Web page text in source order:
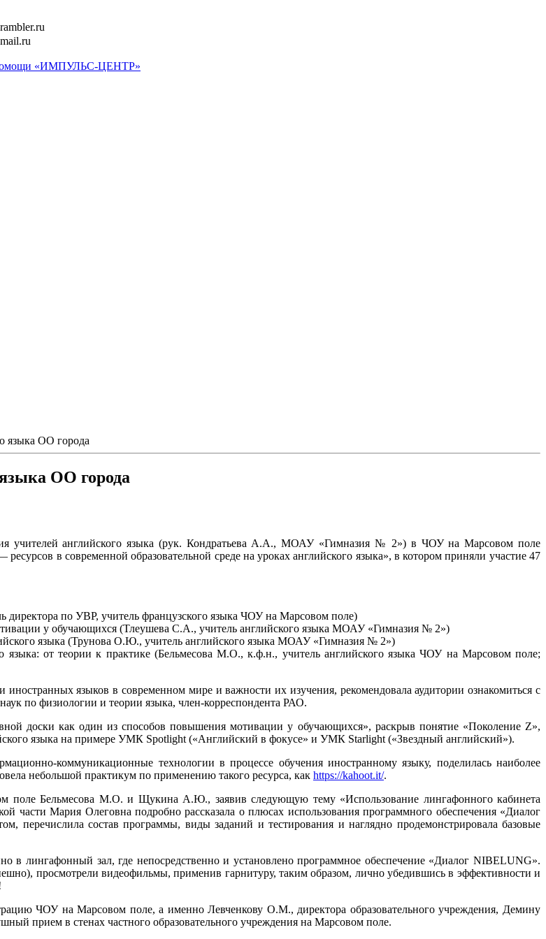
помощи «ИМПУЛЬС-ЦЕНТР»
языка ОО города
ОО города
учителей английского языка (рук. Кондратьева А.А., МОАУ «Гимназия № 2») в ЧОУ на Марсовом поле
в современной образовательной среде на уроках английского языка», в котором приняли участие 47
по УВР, учитель французского языка ЧОУ на Марсовом поле)
у обучающихся (Тлеушева С.А., учитель английского языка МОАУ «Гимназия № 2»)
языка (Трунова О.Ю., учитель английского языка МОАУ «Гимназия № 2»)
языка: от теории к практике (Бельмесова М.О., к.ф.н., учитель английского языка ЧОУ на Марсовом поле;
языков в современном мире и важности их изучения, рекомендовала аудитории ознакомиться с
по физиологии и теории языка, член-корреспондента РАО.
доски как один из способов повышения мотивации у обучающихся», раскрыв понятие «Поколение Z»,
языка на примере УМК Spotlight («Английский в фокусе» и УМК Starlight («Звездный английский»).
коммуникационные технологии в процессе обучения иностранному языку, поделилась наиболее
небольшой практикум по применению такого ресурса, как https://kahoot.it/.
поле Бельмесова М.О. и Щукина А.Ю., заявив следующую тему «Использование лингафонного кабинета
части Мария Олеговна подробно рассказала о плюсах использования программного обеспечения «Диалог
перечислила состав программы, виды заданий и тестирования и наглядно продемонстрировала базовые
в лингафонный зал, где непосредственно и установлено программное обеспечение «Диалог NIBELUNG».
просмотрели видеофильмы, применив гарнитуру, таким образом, лично убедившись в эффективности и
ЧОУ на Марсовом поле, а именно Левченкову О.М., директора образовательного учреждения, Демину
прием в стенах частного образовательного учреждения на Марсовом поле.